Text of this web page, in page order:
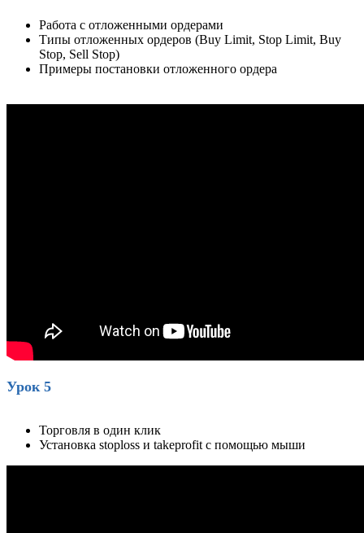
Работа с отложенными ордерами
Типы отложенных ордеров (Buy Limit, Stop Limit, Buy
Stop, Sell Stop)
Примеры постановки отложенного ордера
Урок 5
Торговля в один клик
Установка stoploss и takeprofit с помощью мыши